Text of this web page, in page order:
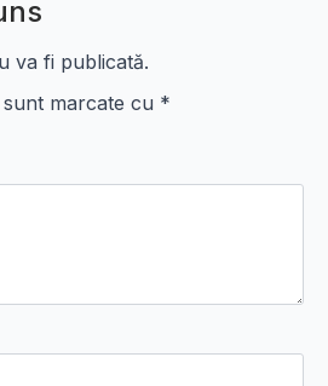
va fi publicată.
marcate cu *